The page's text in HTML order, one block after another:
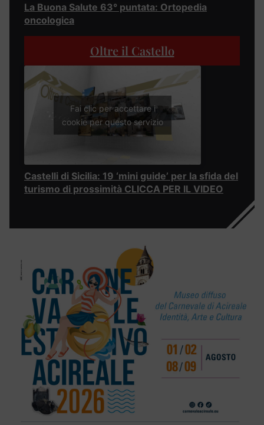
La Buona Salute 63° puntata: Ortopedia
oncologica
Oltre il Castello
Fai clic per accettare i
cookie per questo servizio
Castelli di Sicilia: 19 ‘mini guide’ per la sfida del
turismo di prossimità CLICCA PER IL VIDEO